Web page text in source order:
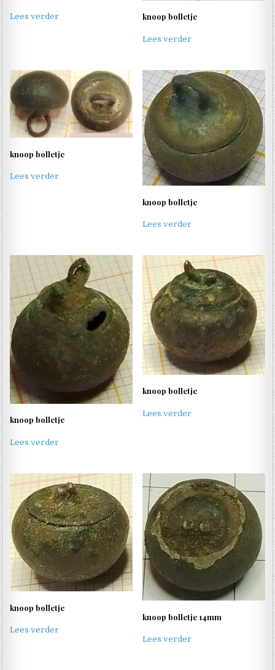
Lees verder knoop bolletje
Lees verder
knoop bolletje
Lees verder
knoop bolletje
Lees verder
knoop bolletje
Lees verder
knoop bolletje
Lees verder
knoop bolletje
Lees verder
knoop bolletje 14mm
Lees verder